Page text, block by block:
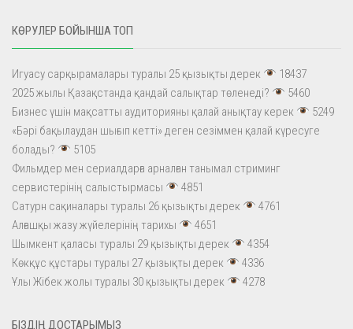
КӨРУЛЕР БОЙЫНША ТОП
Игуасу сарқырамалары туралы 25 қызықты дерек
18437
2025 жылы Қазақстанда қандай салықтар төленеді?
5460
Бизнес үшін мақсатты аудиторияны қалай анықтау керек
5249
«Бәрі бақылаудан шығып кетті» деген сезіммен қалай күресуге
болады?
5105
Фильмдер мен сериалдарға арналған танымал стриминг
сервистерінің салыстырмасы
4851
Сатурн сақиналары туралы 26 қызықты дерек
4761
Алғашқы жазу жүйелерінің тарихы
4651
Шымкент қаласы туралы 29 қызықты дерек
4354
Көкқұс құстары туралы 27 қызықты дерек
4336
Ұлы Жібек жолы туралы 30 қызықты дерек
4278
БІЗДІҢ ДОСТАРЫМЫЗ